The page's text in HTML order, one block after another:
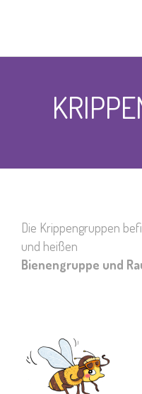
Die Krippengruppen
und heißen
Bienengruppe und